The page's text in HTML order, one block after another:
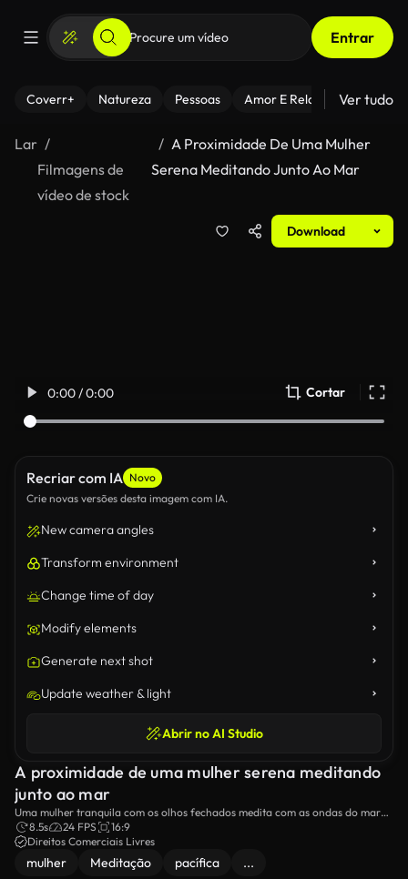
Entrar
Coverr+ Natureza Pessoas Amor E Relacionamentos
Ver tudo
Lar
Filmagens de
vídeo de stock
A Proximidade De Uma Mulher
Serena Meditando Junto Ao Mar
Download
0:00 / 0:00 Cortar
Recriar com IA Novo
Crie novas versões desta imagem com IA.
New camera angles
Transform environment
Change time of day
Modify elements
Generate next shot
Update weather & light
Abrir no AI Studio
A proximidade de uma mulher serena meditando
junto ao mar
Uma mulher tranquila com os olhos fechados medita com as ondas do mar
por trás dela.
8.5s 24 FPS
16:9
Direitos Comerciais Livres
mulher Meditação pacífica ...